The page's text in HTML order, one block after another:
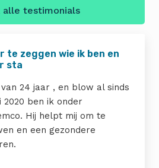
alle testimonials
te zeggen wie ik ben en
sta
24 jaar , en blow al sinds
2020 ben ik onder
Hij helpt mij om te
en een gezondere